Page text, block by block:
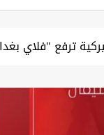
العراق إثر